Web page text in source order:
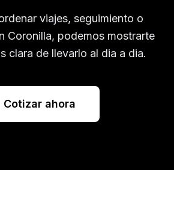
viajes, seguimiento o
Coronilla, podemos mostrarte
clara de llevarlo al dia a dia.
Cotizar ahora